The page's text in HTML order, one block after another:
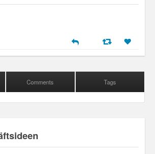
Technik
Comments Tags